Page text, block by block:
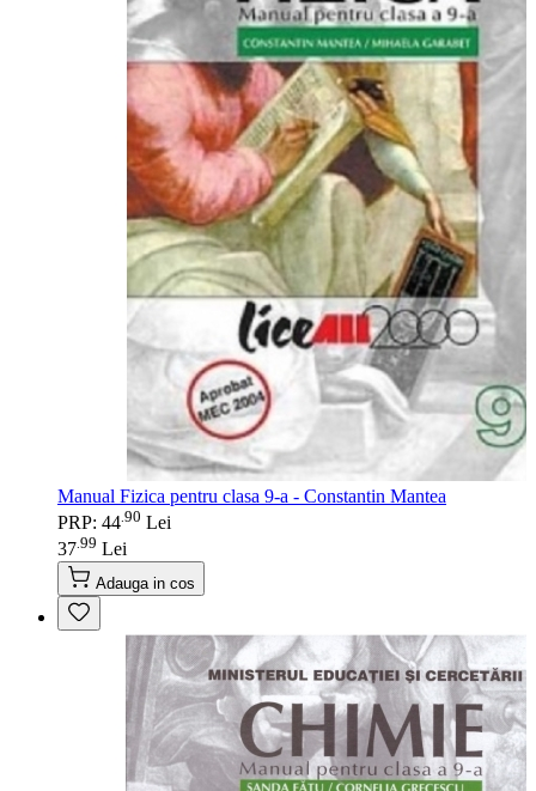
Manual Fizica pentru clasa 9-a - Constantin Mantea
PRP: 44 90 Lei
37 99 Lei
Adauga in cos